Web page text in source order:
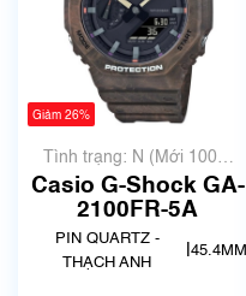
Giảm 26%
Tình trạng: N (Mới 100%
chưa qua sử dụng)
Casio G-Shock GA-
2100FR-5A
PIN QUARTZ -
THẠCH ANH
45.4MM